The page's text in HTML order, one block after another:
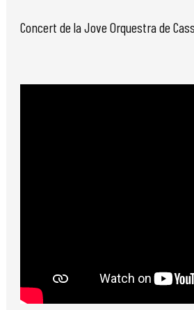
Concert de la Jove Orquestra de